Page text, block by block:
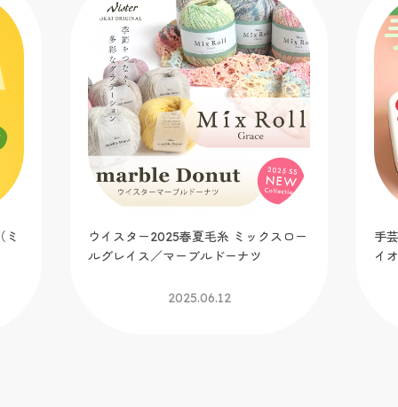
ミ
ウイスター2025春夏毛糸 ミックスロー
ルグレイス／マーブルドーナツ
2025.06.12
手
イ